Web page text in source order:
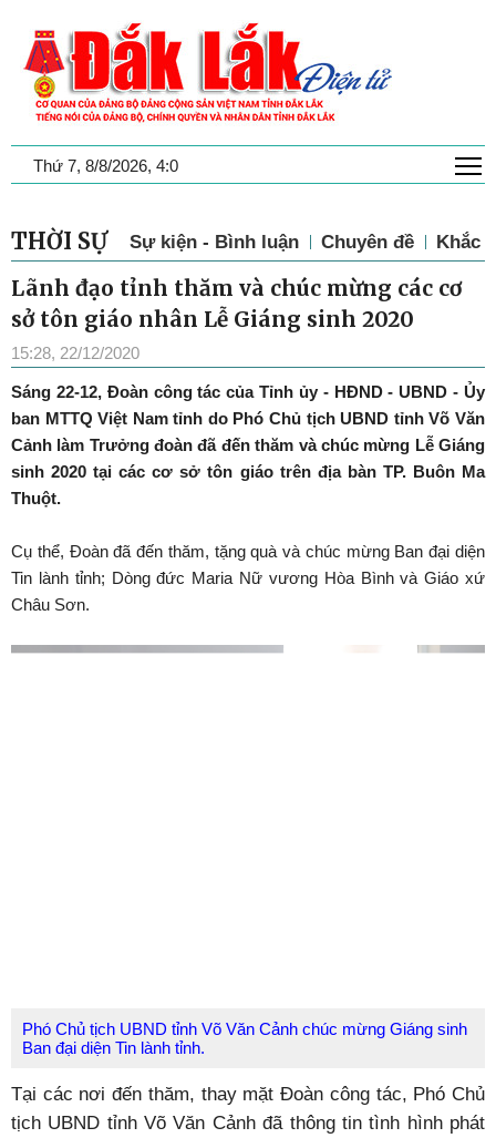
Thứ 7, 8/8/2026, 4:0
THỜI SỰ Sự kiện - Bình luận Chuyên đề Khắc
Lãnh đạo tỉnh thăm và chúc mừng các cơ
sở tôn giáo nhân Lễ Giáng sinh 2020
15:28, 22/12/2020
Sáng 22-12, Đoàn công tác của Tỉnh ủy - HĐND - UBND - Ủy
ban MTTQ Việt Nam tỉnh do Phó Chủ tịch UBND tỉnh Võ Văn
Cảnh làm Trưởng đoàn đã đến thăm và chúc mừng Lễ Giáng
sinh 2020 tại các cơ sở tôn giáo trên địa bàn TP. Buôn Ma
Thuột.
Cụ thể, Đoàn đã đến thăm, tặng quà và chúc mừng Ban đại diện
Tin lành tỉnh; Dòng đức Maria Nữ vương Hòa Bình và Giáo xứ
Châu Sơn.
Phó Chủ tịch UBND tỉnh Võ Văn Cảnh chúc mừng Giáng sinh
Ban đại diện Tin lành tỉnh.
Tại các nơi đến thăm, thay mặt Đoàn công tác, Phó Chủ
tịch UBND tỉnh Võ Văn Cảnh đã thông tin tình hình phát